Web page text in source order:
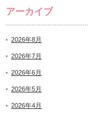
アーカイブ
2026年8月
2026年7月
2026年6月
2026年5月
2026年4月